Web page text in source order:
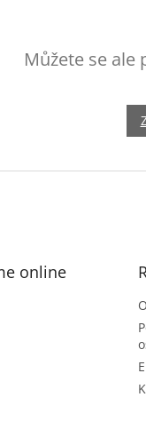
Můžete se ale
online